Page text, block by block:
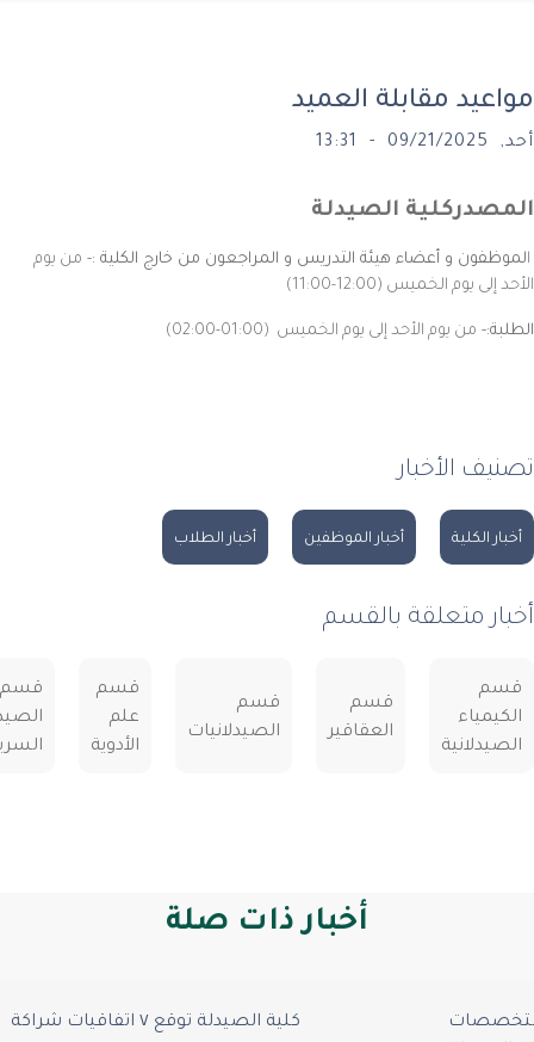
مقابلة العميد
كلية الصيدلة
و أعضاء هيئة التدريس و المراجعون من خارج الكلية :-من يوم
يوم الخميس (12:00-11:00)
من يوم الأحد إلى يوم الخميس (01:00-02:00)
الأخبار
الكلية أخبار الموظفين أخبار الطلاب
متعلقة بالقسم
قسم
العقاقير
قسم
الصيدلانيات
قسم
الأدوية
قسم
الصيدلة
السريرية
أخبار ذات صلة
كلية الصيدلة توقع ٧ اتفاقيات شراكة